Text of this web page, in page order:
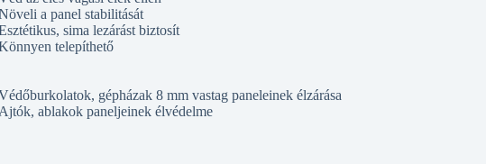
a panel stabilitását
sima lezárást biztosít
telepíthető
gépházak 8 mm vastag paneleinek élzárása
Ajtók, ablakok paneljeinek élvédelme